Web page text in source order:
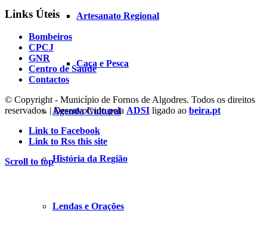
Artesanato Regional
Caça e Pesca
Agenda Cultural
História da Região
Lendas e Orações
Links Úteis
Bombeiros
CPCJ
GNR
Centro de Saúde
Contactos
© Copyright - Município de Fornos de Algodres. Todos os direitos
reservados. | Desenvolvido pela ADSI ligado ao beira.pt
Link to Facebook
Link to Rss this site
Scroll to top